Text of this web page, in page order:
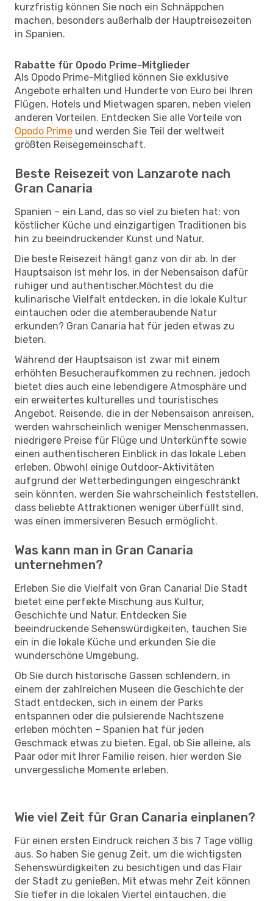
kurzfristig können Sie noch ein Schnäppchen
machen, besonders außerhalb der Hauptreisezeiten
in Spanien.
Rabatte für Opodo Prime-Mitglieder
Als Opodo Prime-Mitglied können Sie exklusive
Angebote erhalten und Hunderte von Euro bei Ihren
Flügen, Hotels und Mietwagen sparen, neben vielen
anderen Vorteilen. Entdecken Sie alle Vorteile von
Opodo Prime und werden Sie Teil der weltweit
größten Reisegemeinschaft.
Beste Reisezeit von Lanzarote nach
Gran Canaria
Spanien – ein Land, das so viel zu bieten hat: von
köstlicher Küche und einzigartigen Traditionen bis
hin zu beeindruckender Kunst und Natur.
Die beste Reisezeit hängt ganz von dir ab. In der
Hauptsaison ist mehr los, in der Nebensaison dafür
ruhiger und authentischer.Möchtest du die
kulinarische Vielfalt entdecken, in die lokale Kultur
eintauchen oder die atemberaubende Natur
erkunden? Gran Canaria hat für jeden etwas zu
bieten.
Während der Hauptsaison ist zwar mit einem
erhöhten Besucheraufkommen zu rechnen, jedoch
bietet dies auch eine lebendigere Atmosphäre und
ein erweitertes kulturelles und touristisches
Angebot. Reisende, die in der Nebensaison anreisen,
werden wahrscheinlich weniger Menschenmassen,
niedrigere Preise für Flüge und Unterkünfte sowie
einen authentischeren Einblick in das lokale Leben
erleben. Obwohl einige Outdoor-Aktivitäten
aufgrund der Wetterbedingungen eingeschränkt
sein könnten, werden Sie wahrscheinlich feststellen,
dass beliebte Attraktionen weniger überfüllt sind,
was einen immersiveren Besuch ermöglicht.
Was kann man in Gran Canaria
unternehmen?
Erleben Sie die Vielfalt von Gran Canaria! Die Stadt
bietet eine perfekte Mischung aus Kultur,
Geschichte und Natur. Entdecken Sie
beeindruckende Sehenswürdigkeiten, tauchen Sie
ein in die lokale Küche und erkunden Sie die
wunderschöne Umgebung.
Ob Sie durch historische Gassen schlendern, in
einem der zahlreichen Museen die Geschichte der
Stadt entdecken, sich in einem der Parks
entspannen oder die pulsierende Nachtszene
erleben möchten – Spanien hat für jeden
Geschmack etwas zu bieten. Egal, ob Sie alleine, als
Paar oder mit Ihrer Familie reisen, hier werden Sie
unvergessliche Momente erleben.
Wie viel Zeit für Gran Canaria einplanen?
Für einen ersten Eindruck reichen 3 bis 7 Tage völlig
aus. So haben Sie genug Zeit, um die wichtigsten
Sehenswürdigkeiten zu besichtigen und das Flair
der Stadt zu genießen. Mit etwas mehr Zeit können
Sie tiefer in die lokalen Viertel eintauchen, die